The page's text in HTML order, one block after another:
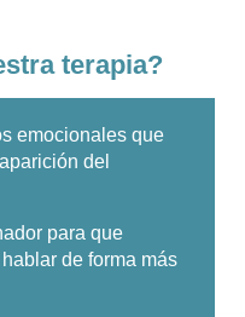
terapia?
emocionales que
del
para que
de forma más